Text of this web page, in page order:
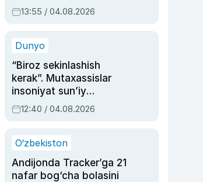
dublyaj ustasi Rimma
Ahmedovaning
13:55 / 04.08.2026
Dunyo
“Biroz sekinlashish
kerak”. Mutaxassislar
insoniyat sun’iy
intellektni boshqara
olmay qolishidan xavotir
12:40 / 04.08.2026
O‘zbekiston
Andijonda Tracker’ga 21
nafar bog‘cha bolasini